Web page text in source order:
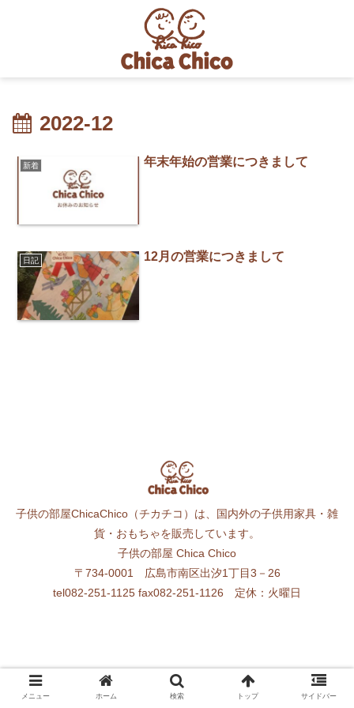
2022-12
新着 年末年始の営業につきまして
日記 12月の営業につきまして
子供の部屋ChicaChico（チカチコ）は、国内外の子供用家具・雑
貨・おもちゃを販売しています。
子供の部屋 Chica Chico
〒734-0001 広島市南区出汐1丁目3－26
tel082-251-1125 fax082-251-1126 定休：火曜日
メニュー ホーム 検索 トップ サイドバー